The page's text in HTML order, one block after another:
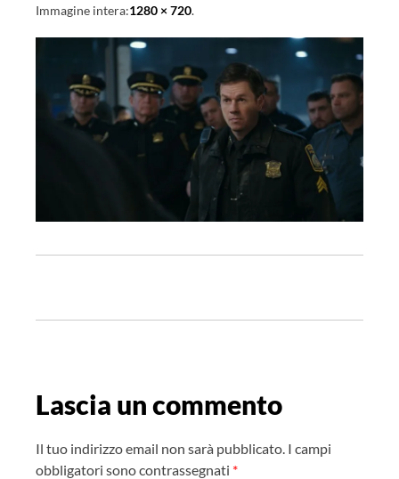
Immagine intera:1280 × 720.
a
g
a
z
i
Lascia un commento
Il tuo indirizzo email non sarà pubblicato. I campi
obbligatori sono contrassegnati *